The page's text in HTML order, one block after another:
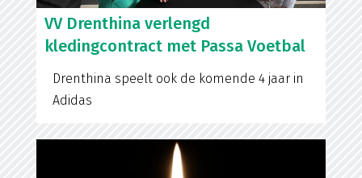
VV Drenthina verlengd
kledingcontract met Passa Voetbal
Drenthina speelt ook de komende 4 jaar in
Adidas